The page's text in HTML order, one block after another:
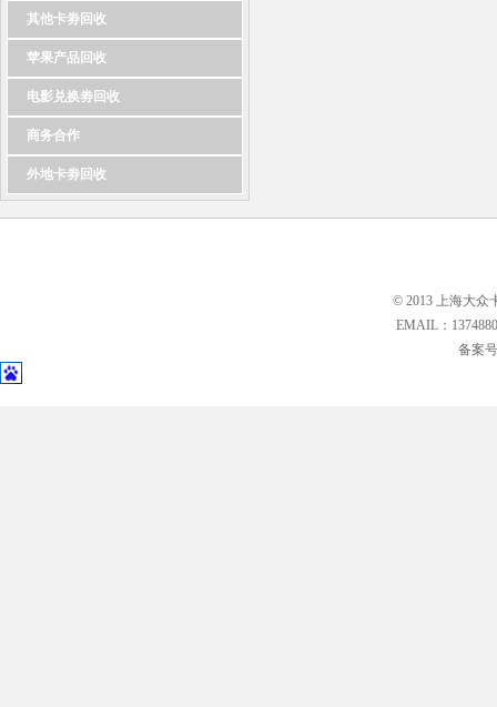
其他卡劵回收
苹果产品回收
电影兑换劵回收
商务合作
外地卡劵回收
© 2013 上海大众
EMAIL：
备案